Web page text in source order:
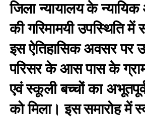
जिला न्यायालय के
की गरिमामयी उपस्थिति में
इस ऐतिहासिक अवसर पर
परिसर के आस पास के
एवं स्कूली बच्चों का
को मिला। इस समारोह में